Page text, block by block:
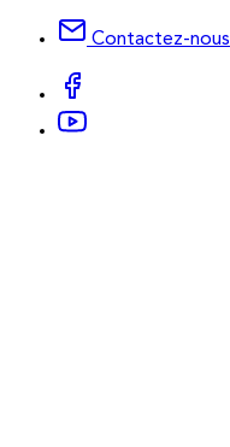
Contactez-nous